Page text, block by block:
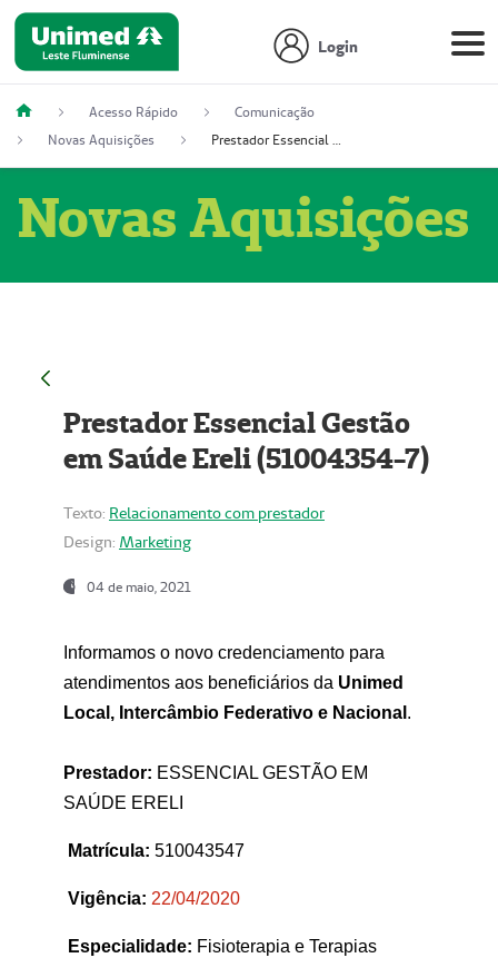
Login
Acesso Rápido
Comunicação
Novas Aquisições
Prestador Essencial Gestão em Saúde Ereli (51004354-7)
Novas Aquisições
Prestador Essencial Gestão
em Saúde Ereli (51004354-7)
Texto: Relacionamento com prestador
Design: Marketing
04 de maio, 2021
Informamos o novo credenciamento para
atendimentos aos beneficiários da Unimed
Local, Intercâmbio Federativo e Nacional .
Prestador: ESSENCIAL GESTÃO EM
SAÚDE ERELI
Matrícula: 510043547
Vigência: 22/04/2020
Especialidade: Fisioterapia e Terapias